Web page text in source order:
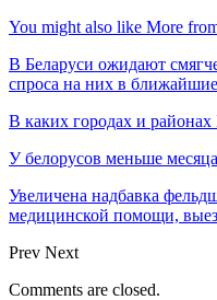
You might also like More
В Беларуси ожидают
спроса на них в
В каких городах и
У белорусов меньше
Увеличена надбавка
медицинской помощи,
Prev Next
Comments are closed.